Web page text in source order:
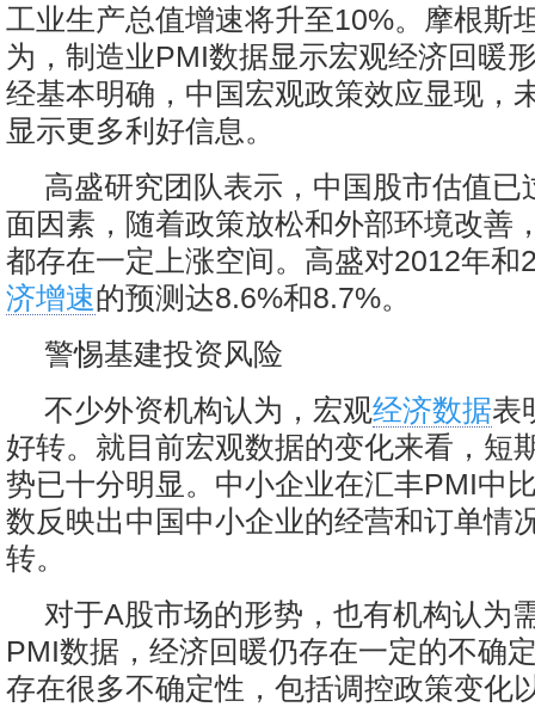
工业生产总值增速将升至10%。摩根斯
为，制造业PMI数据显示宏观经济回暖
经基本明确，中国宏观政策效应显现，
显示更多利好信息。
高盛研究团队表示，中国股市估值已
面因素，随着政策放松和外部环境改善
都存在一定上涨空间。高盛对2012年和
济增速的预测达8.6%和8.7%。
警惕基建投资风险
不少外资机构认为，宏观经济数据表
好转。就目前宏观数据的变化来看，短
势已十分明显。中小企业在汇丰PMI中
数反映出中国中小企业的经营和订单情
转。
对于A股市场的形势，也有机构认为
PMI数据，经济回暖仍存在一定的不确
存在很多不确定性，包括调控政策变化